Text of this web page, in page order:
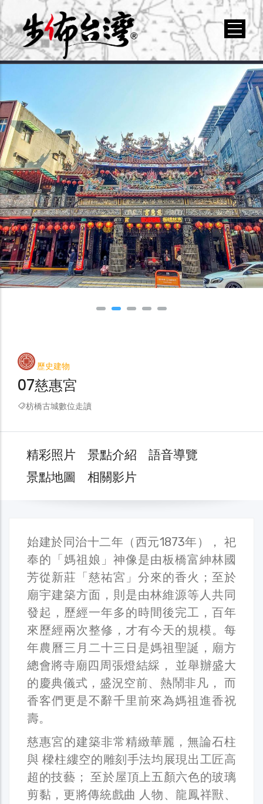
歷史建物
07慈惠宮
枋橋古城數位走讀
精彩照片 景點介紹
語音導覽
景點地圖
相關影片
始建於同治十二年（西元1873年）， 祀
奉的「媽祖娘」神像是由板橋富紳林國
芳從新莊「慈祐宮」分來的香火；至於
廟宇建築方面，則是由林維源等人共同
發起，歷經一年多的時間後完工，百年
來歷經兩次整修，才有今天的規模。每
年農曆三月二十三日是媽祖聖誕，廟方
總會將寺廟四周張燈結綵， 並舉辦盛大
的慶典儀式，盛況空前、熱鬧非凡， 而
香客們更是不辭千里前來為媽祖進香祝
壽。
慈惠宮的建築非常精緻華麗，無論石柱
與 樑柱縷空的雕刻手法均展現出工匠高
超的技藝； 至於屋頂上五顏六色的玻璃
剪黏，更將傳統戲曲 人物、龍鳳祥獸、